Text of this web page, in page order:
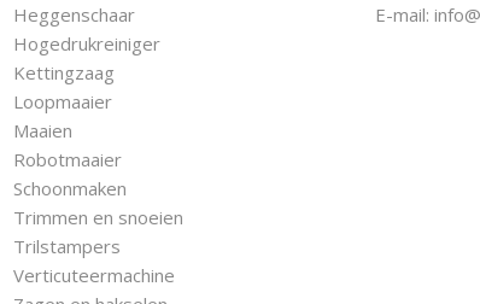
Heggenschaar
Hogedrukreiniger
Kettingzaag
Loopmaaier
Maaien
Robotmaaier
Schoonmaken
Trimmen en snoeien
Trilstampers
Verticuteermachine
E-mail: